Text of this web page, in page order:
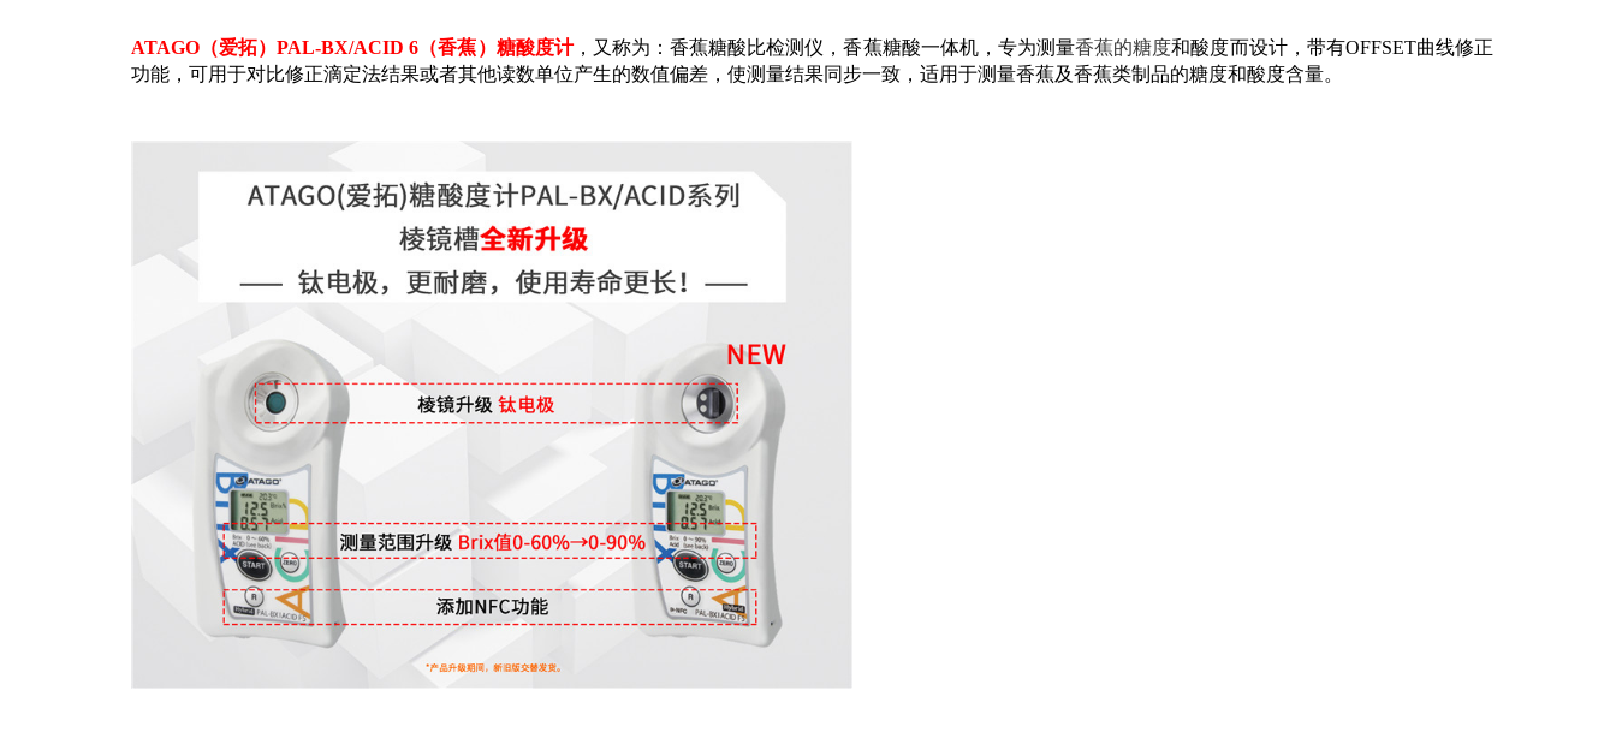
ATAGO （爱拓）PAL-BX/ACID 6（香蕉）糖酸度计，又称为：香蕉糖酸比检测仪，香蕉糖酸一体机，专为测量香蕉的糖度和酸度而设计，带有OFFSET曲线修正
功能，可用于对比修正滴定法结果或者其他读数单位产生的数值偏差，使测量结果同步一致，适用于测量香蕉及香蕉类制品的糖度和酸度含量。